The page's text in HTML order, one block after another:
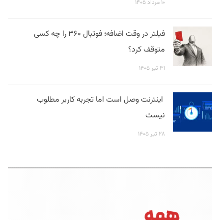
۱۰ مرداد ۱۴۰۵
فیلتر در وقت اضافه؛ فوتبال ۳۶۰ را چه کسی
متوقف کرد؟
۳۱ تیر ۱۴۰۵
اینترنت وصل است اما تجربه کاربر مطلوب
نیست
۲۸ تیر ۱۴۰۵